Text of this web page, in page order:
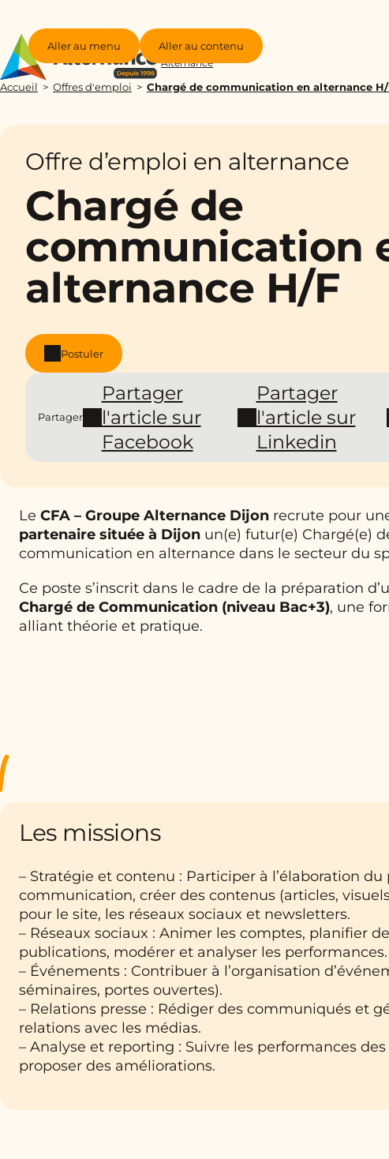
Aller au menu Aller au contenu
Groupe
Alternance
Accueil Offres d'emploi Chargé de communication en alternance H/
Offre d’emploi en alternance
Chargé de
communication
alternance H/F
Postuler
Partager
Partager
l'article sur
Facebook
Partager
l'article sur
Linkedin
Le CFA – Groupe Alternance Dijon recrute pour
partenaire située à Dijon un(e) futur(e) Chargé(e)
communication en alternance dans le secteur du
Ce poste s’inscrit dans le cadre de la préparation
Chargé de Communication (niveau Bac+3), une
alliant théorie et pratique.
Les missions
– Stratégie et contenu : Participer à l’élaboration du
communication, créer des contenus (articles,
pour le site, les réseaux sociaux et newsletters.
– Réseaux sociaux : Animer les comptes, planifier
publications, modérer et analyser les performances.
– Événements : Contribuer à l’organisation
séminaires, portes ouvertes).
– Relations presse : Rédiger des communiqués et
relations avec les médias.
– Analyse et reporting : Suivre les performances
proposer des améliorations.